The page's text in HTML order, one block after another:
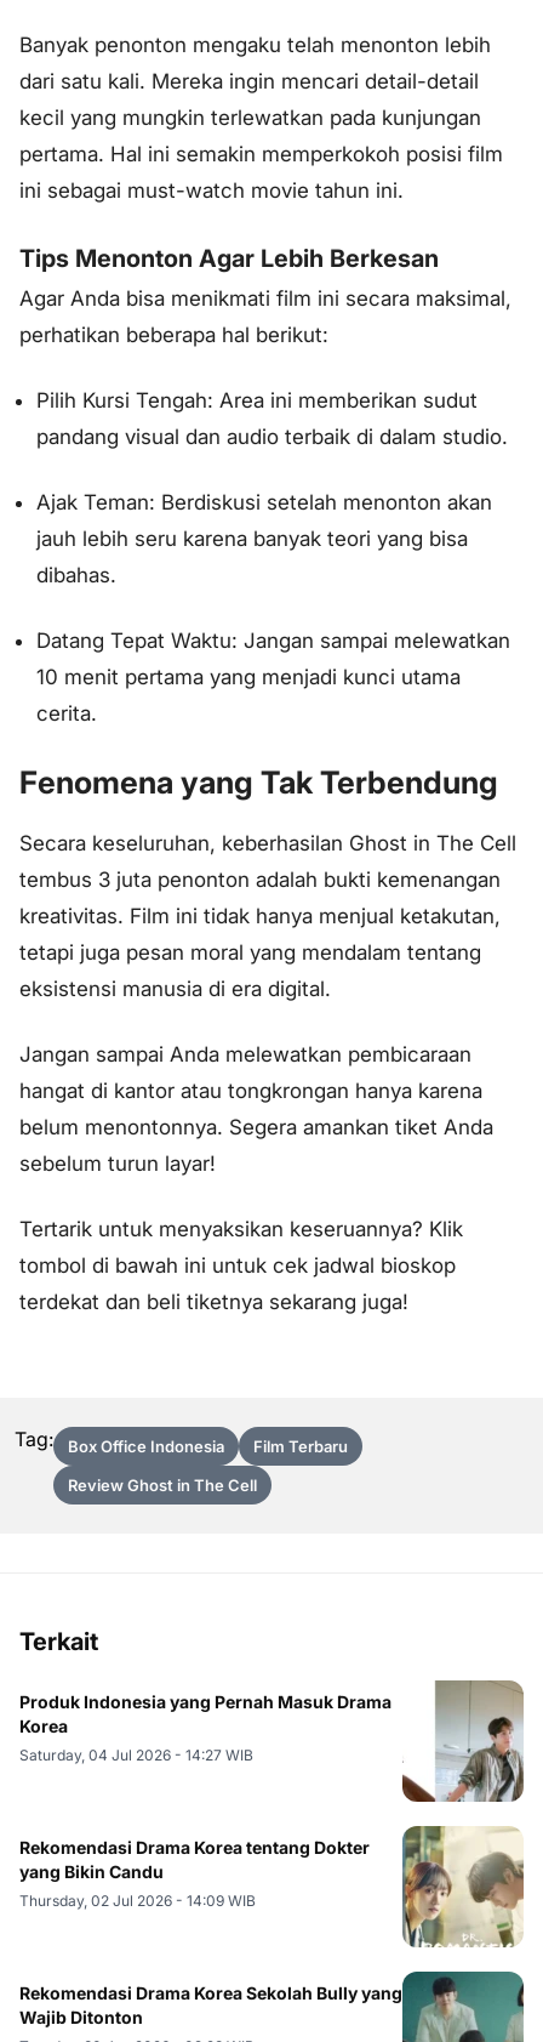
Banyak penonton mengaku telah menonton lebih
dari satu kali. Mereka ingin mencari detail-detail
kecil yang mungkin terlewatkan pada kunjungan
pertama. Hal ini semakin memperkokoh posisi film
ini sebagai must-watch movie tahun ini.
Tips Menonton Agar Lebih Berkesan
Agar Anda bisa menikmati film ini secara maksimal,
perhatikan beberapa hal berikut:
Pilih Kursi Tengah: Area ini memberikan sudut
pandang visual dan audio terbaik di dalam studio.
Ajak Teman: Berdiskusi setelah menonton akan
jauh lebih seru karena banyak teori yang bisa
dibahas.
Datang Tepat Waktu: Jangan sampai melewatkan
10 menit pertama yang menjadi kunci utama
cerita.
Fenomena yang Tak Terbendung
Secara keseluruhan, keberhasilan Ghost in The Cell
tembus 3 juta penonton adalah bukti kemenangan
kreativitas. Film ini tidak hanya menjual ketakutan,
tetapi juga pesan moral yang mendalam tentang
eksistensi manusia di era digital.
Jangan sampai Anda melewatkan pembicaraan
hangat di kantor atau tongkrongan hanya karena
belum menontonnya. Segera amankan tiket Anda
sebelum turun layar!
Tertarik untuk menyaksikan keseruannya? Klik
tombol di bawah ini untuk cek jadwal bioskop
terdekat dan beli tiketnya sekarang juga!
Tag: Box Office Indonesia
Film Terbaru
Review Ghost in The Cell
Terkait
Produk Indonesia yang Pernah Masuk Drama
Korea
Saturday, 04 Jul 2026 - 14:27 WIB
Rekomendasi Drama Korea tentang Dokter
yang Bikin Candu
Thursday, 02 Jul 2026 - 14:09 WIB
Rekomendasi Drama Korea Sekolah Bully yang
Wajib Ditonton